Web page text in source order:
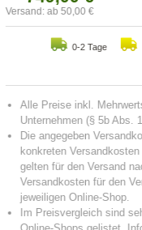
Versand: ab 50,00 €
0-2 Tage